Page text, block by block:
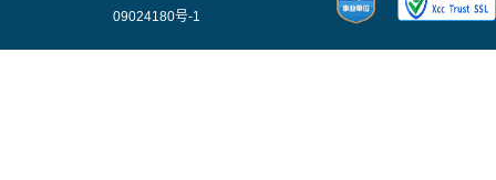
09024180号-1